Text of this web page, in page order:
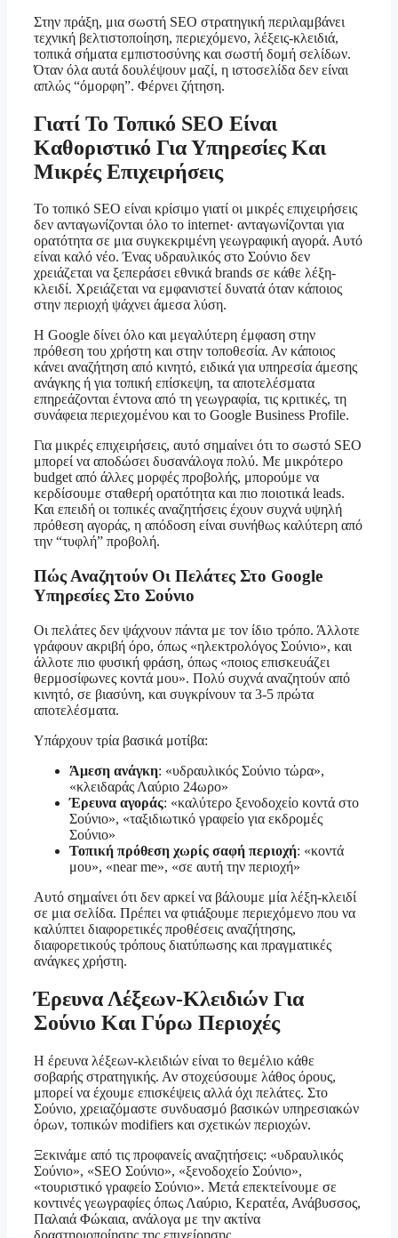
Στην πράξη, μια σωστή SEO στρατηγική περιλαμβάνει
τεχνική βελτιστοποίηση, περιεχόμενο, λέξεις-κλειδιά,
τοπικά σήματα εμπιστοσύνης και σωστή δομή σελίδων.
Όταν όλα αυτά δουλέψουν μαζί, η ιστοσελίδα δεν είναι
απλώς “όμορφη”. Φέρνει ζήτηση.
Γιατί Το Τοπικό SEO Είναι
Καθοριστικό Για Υπηρεσίες Και
Μικρές Επιχειρήσεις
Το τοπικό SEO είναι κρίσιμο γιατί οι μικρές επιχειρήσεις
δεν ανταγωνίζονται όλο το internet· ανταγωνίζονται για
ορατότητα σε μια συγκεκριμένη γεωγραφική αγορά. Αυτό
είναι καλό νέο. Ένας υδραυλικός στο Σούνιο δεν
χρειάζεται να ξεπεράσει εθνικά brands σε κάθε λέξη-
κλειδί. Χρειάζεται να εμφανιστεί δυνατά όταν κάποιος
στην περιοχή ψάχνει άμεσα λύση.
Η Google δίνει όλο και μεγαλύτερη έμφαση στην
πρόθεση του χρήστη και στην τοποθεσία. Αν κάποιος
κάνει αναζήτηση από κινητό, ειδικά για υπηρεσία άμεσης
ανάγκης ή για τοπική επίσκεψη, τα αποτελέσματα
επηρεάζονται έντονα από τη γεωγραφία, τις κριτικές, τη
συνάφεια περιεχομένου και το Google Business Profile.
Για μικρές επιχειρήσεις, αυτό σημαίνει ότι το σωστό SEO
μπορεί να αποδώσει δυσανάλογα πολύ. Με μικρότερο
budget από άλλες μορφές προβολής, μπορούμε να
κερδίσουμε σταθερή ορατότητα και πιο ποιοτικά leads.
Και επειδή οι τοπικές αναζητήσεις έχουν συχνά υψηλή
πρόθεση αγοράς, η απόδοση είναι συνήθως καλύτερη από
την “τυφλή” προβολή.
Πώς Αναζητούν Οι Πελάτες Στο Google
Υπηρεσίες Στο Σούνιο
Οι πελάτες δεν ψάχνουν πάντα με τον ίδιο τρόπο. Άλλοτε
γράφουν ακριβή όρο, όπως «ηλεκτρολόγος Σούνιο», και
άλλοτε πιο φυσική φράση, όπως «ποιος επισκευάζει
θερμοσίφωνες κοντά μου». Πολύ συχνά αναζητούν από
κινητό, σε βιασύνη, και συγκρίνουν τα 3-5 πρώτα
αποτελέσματα.
Υπάρχουν τρία βασικά μοτίβα:
Άμεση ανάγκη: «υδραυλικός Σούνιο τώρα»,
«κλειδαράς Λαύριο 24ωρο»
Έρευνα αγοράς: «καλύτερο ξενοδοχείο κοντά στο
Σούνιο», «ταξιδιωτικό γραφείο για εκδρομές
Σούνιο»
Τοπική πρόθεση χωρίς σαφή περιοχή: «κοντά
μου», «near me», «σε αυτή την περιοχή»
Αυτό σημαίνει ότι δεν αρκεί να βάλουμε μία λέξη-κλειδί
σε μια σελίδα. Πρέπει να φτιάξουμε περιεχόμενο που να
καλύπτει διαφορετικές προθέσεις αναζήτησης,
διαφορετικούς τρόπους διατύπωσης και πραγματικές
ανάγκες χρήστη.
Έρευνα Λέξεων-Κλειδιών Για
Σούνιο Και Γύρω Περιοχές
Η έρευνα λέξεων-κλειδιών είναι το θεμέλιο κάθε
σοβαρής στρατηγικής. Αν στοχεύσουμε λάθος όρους,
μπορεί να έχουμε επισκέψεις αλλά όχι πελάτες. Στο
Σούνιο, χρειαζόμαστε συνδυασμό βασικών υπηρεσιακών
όρων, τοπικών modifiers και σχετικών περιοχών.
Ξεκινάμε από τις προφανείς αναζητήσεις: «υδραυλικός
Σούνιο», «SEO Σούνιο», «ξενοδοχείο Σούνιο»,
«τουριστικό γραφείο Σούνιο». Μετά επεκτείνουμε σε
κοντινές γεωγραφίες όπως Λαύριο, Κερατέα, Ανάβυσσος,
Παλαιά Φώκαια, ανάλογα με την ακτίνα
δραστηριοποίησης της επιχείρησης.